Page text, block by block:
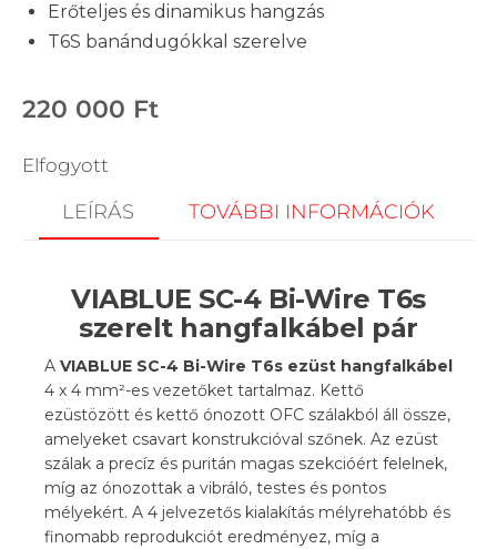
Erőteljes és dinamikus hangzás
T6S banándugókkal szerelve
220 000 Ft
Elfogyott
LEÍRÁS TOVÁBBI INFORMÁCIÓK
VIABLUE SC-4 Bi-Wire T6s
szerelt hangfalkábel pár
A VIABLUE SC-4 Bi-Wire T6s ezüst hangfalkábel
4 x 4 mm²-es vezetőket tartalmaz. Kettő
ezüstözött és kettő ónozott OFC szálakból áll össze,
amelyeket csavart konstrukcióval szőnek. Az ezüst
szálak a precíz és puritán magas szekcióért felelnek,
míg az ónozottak a vibráló, testes és pontos
mélyekért. A 4 jelvezetős kialakítás mélyrehatóbb és
finomabb reprodukciót eredményez, míg a